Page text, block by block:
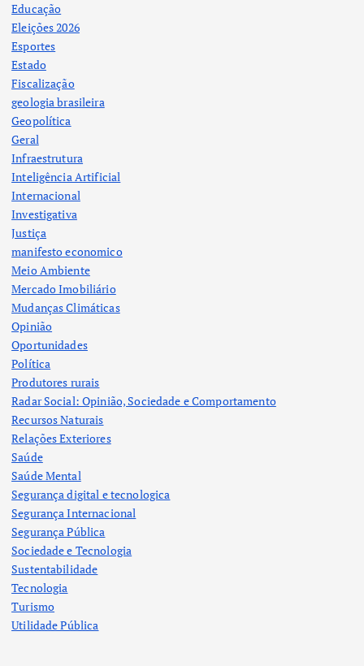
Educação
Eleições 2026
Esportes
Estado
Fiscalização
geologia brasileira
Geopolítica
Geral
Infraestrutura
Inteligência Artificial
Internacional
Investigativa
Justiça
manifesto economico
Meio Ambiente
Mercado Imobiliário
Mudanças Climáticas
Opinião
Oportunidades
Política
Produtores rurais
Radar Social: Opinião, Sociedade e Comportamento
Recursos Naturais
Relações Exteriores
Saúde
Saúde Mental
Segurança digital e tecnologica
Segurança Internacional
Segurança Pública
Sociedade e Tecnologia
Sustentabilidade
Tecnologia
Turismo
Utilidade Pública